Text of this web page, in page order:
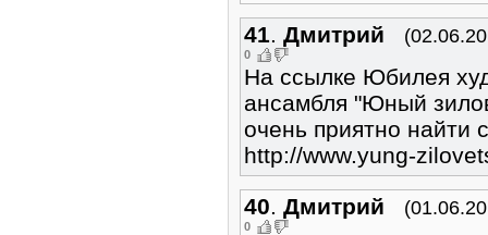
41. Дмитрий
0
На ссылке Юбилея
ансамбля "Юный
очень приятно
http://www.yung-
40. Дмитрий
0